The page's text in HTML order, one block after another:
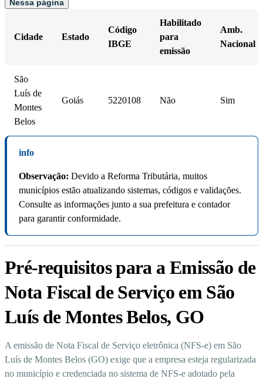
Nessa página
Cidade Estado
Código
IBGE
Habilitado
para
emissão
Amb.
Nacional
São
Luís de
Montes
Belos
Goiás 5220108 Não Sim
info
Observação: Devido a Reforma Tributária, muitos
municípios estão atualizando sistemas, códigos e validações.
Consulte as informações junto a sua prefeitura e contador
para garantir conformidade.
Pré-requisitos para a Emissão de
Nota Fiscal de Serviço em São
Luís de Montes Belos, GO
A emissão de Nota Fiscal de Serviço eletrônica (NFS-e) em São
Luís de Montes Belos (GO) exige que a empresa esteja regularizada
no município e credenciada no sistema de NFS-e adotado pela